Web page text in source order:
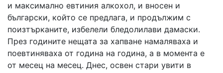
и максимално евтиния алкохол, и вносен и
български, който се предлага, и продължим с
поизтърканите, избелели бледолилави дамаски.
През годините нещата за хапване намаляваха и
поевтиняваха от година на година, а в момента е
от месец на месец. Днес, освен стари увити в